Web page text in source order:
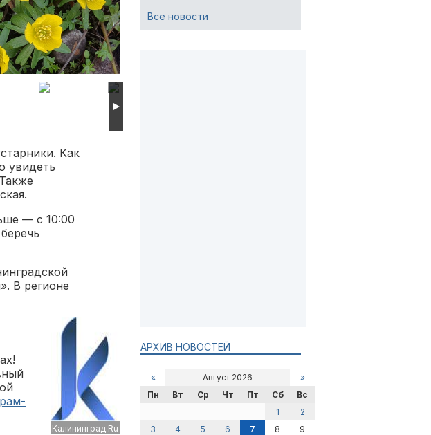
Как
увидеть
— с 10:00
В регионе
Калининград.Ru
Все новости
АРХИВ НОВОСТЕЙ
« Август 2026
»
Пн
Вт Ср Чт Пт Сб
Вс
1
2
3
4 5 6 7 8
9